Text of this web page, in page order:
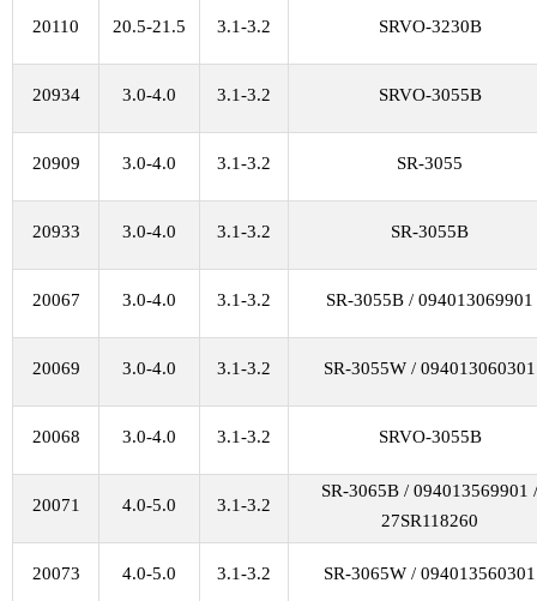
20110 20.5-21.5 3.1-3.2 SRVO-3230B
20934 3.0-4.0 3.1-3.2 SRVO-3055B
20909 3.0-4.0 3.1-3.2 SR-3055
20933 3.0-4.0 3.1-3.2 SR-3055B
20067 3.0-4.0 3.1-3.2 SR-3055B / 094013069901
20069 3.0-4.0 3.1-3.2 SR-3055W / 094013060301
20068 3.0-4.0 3.1-3.2 SRVO-3055B
20071 4.0-5.0 3.1-3.2
SR-3065B / 094013569901 /
27SR118260
20073 4.0-5.0 3.1-3.2 SR-3065W / 094013560301